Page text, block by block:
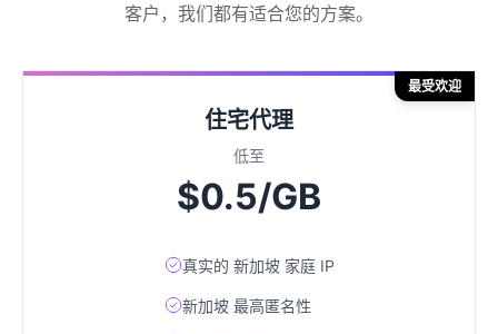
客户，我们都有适合您的方案。
住宅代理
低至
$0.5/GB
真实的 新加坡 家庭 IP
新加坡 最高匿名性
最受欢迎